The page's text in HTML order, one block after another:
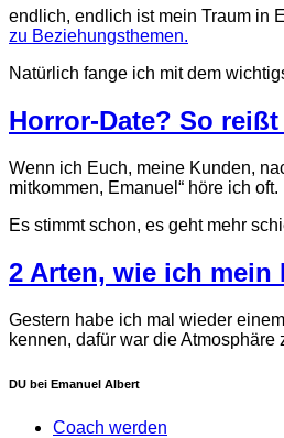
endlich, endlich ist mein Traum in
zu Beziehungsthemen.
Natürlich fange ich mit dem
Horror-Date? So
Wenn ich Euch, meine Kunden,
mitkommen, Emanuel“ höre ich
Es stimmt schon, es geht mehr
2 Arten, wie ich mein
Gestern habe ich mal wieder
kennen, dafür war die
DU bei Emanuel Albert
Coach werden